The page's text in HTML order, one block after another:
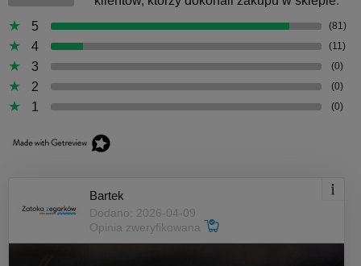
5
(81)
4 (11)
3 (0)
2 (0)
1 (0)
Bartek
Dodano: 2026-04-09
Opinia zweryfikowana